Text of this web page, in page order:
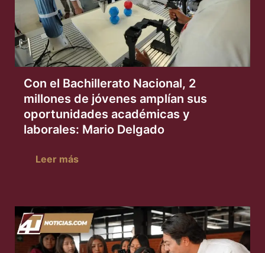
Con el Bachillerato Nacional, 2
millones de jóvenes amplían sus
oportunidades académicas y
laborales: Mario Delgado
Leer más